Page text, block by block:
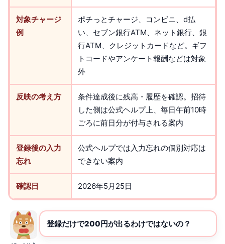
対象チャージ
例
ポチっとチャージ、コンビニ、d払
い、セブン銀行ATM、ネット銀行、銀
行ATM、クレジットカードなど。ギフ
トコードやアンケート報酬などは対象
外
反映の考え方
条件達成後に残高・履歴を確認。招待
した側は公式ヘルプ上、毎日午前10時
ごろに前日分が付与される案内
登録後の入力
忘れ
公式ヘルプでは入力忘れの個別対応は
できない案内
確認日 2026年5月25日
登録だけで200円が出るわけではないの？